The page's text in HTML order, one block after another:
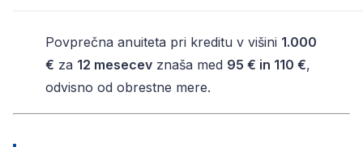
Povprečna anuiteta pri kreditu v višini 1.000
€ za 12 mesecev znaša med 95 € in 110 €,
odvisno od obrestne mere.